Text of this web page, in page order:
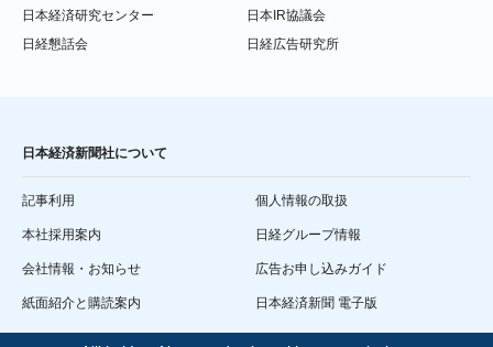
日本経済研究センター
日本IR協議会
日経懇話会
日経広告研究所
日本経済新聞社について
記事利用 個人情報の取扱
本社採用案内 日経グループ情報
会社情報・お知らせ 広告お申し込みガイド
紙面紹介と購読案内 日本経済新聞 電子版